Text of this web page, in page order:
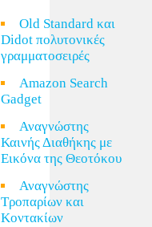
Old Standard και
Didot πολυτονικές
γραμματοσειρές
Amazon Search
Gadget
Αναγνώστης
Καινής Διαθήκης με
Εικόνα της Θεοτόκου
Αναγνώστης
Τροπαρίων και
Κοντακίων